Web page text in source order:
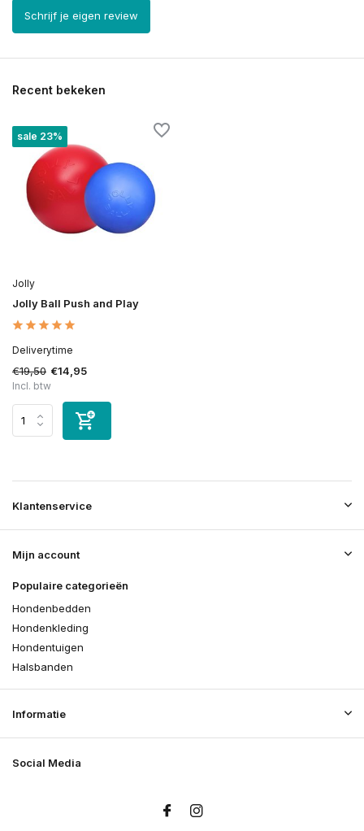
Schrijf je eigen review
Recent bekeken
sale 23%
Jolly
Jolly Ball Push and Play
Deliverytime
€19,50 €14,95
Incl. btw
Klantenservice
Mijn account
Populaire categorieën
Hondenbedden
Hondenkleding
Hondentuigen
Halsbanden
Informatie
Social Media